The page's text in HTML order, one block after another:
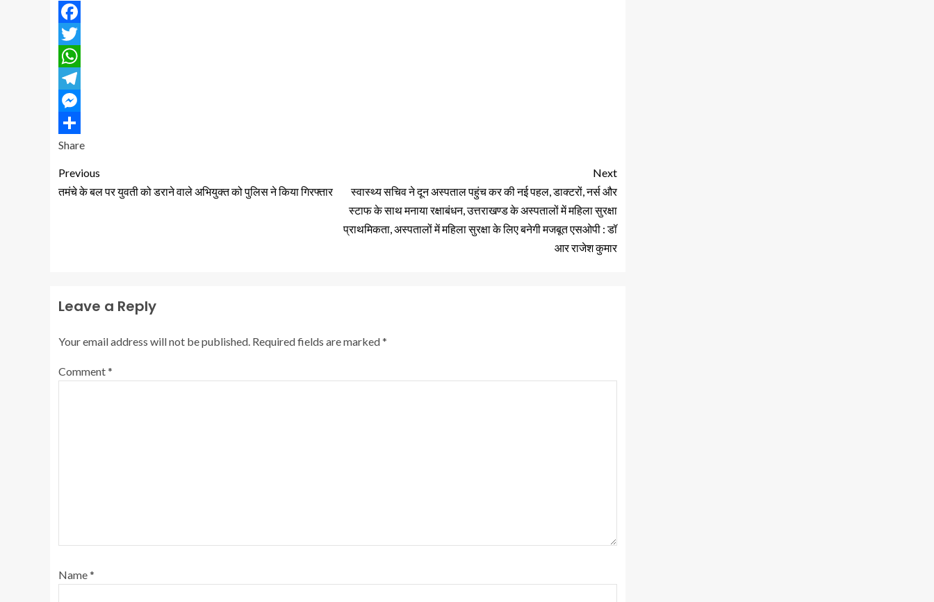
Facebook
Twitter
WhatsApp
Telegram
Messenger
Share
Previous
तमंचे के बल पर युवती को डराने वाले अभियुक्त को पुलिस ने किया गिरफ्तार
Next
स्वास्थ्य सचिव ने दून अस्पताल पहुंच कर की नई पहल, डाक्टरों, नर्स और
स्टाफ के साथ मनाया रक्षाबंधन, उत्तराखण्ड के अस्पतालों में महिला सुरक्षा
प्राथमिकता, अस्पतालों में महिला सुरक्षा के लिए बनेगी मजबूत एसओपी : डॉ
आर राजेश कुमार
Leave a Reply
Your email address will not be published. Required fields are marked*
Comment*
Name*